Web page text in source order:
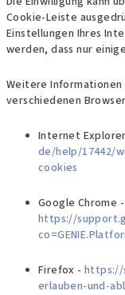
Cookie-Leiste
Einstellungen Ihres
werden, dass nur
Weitere Informationen
verschiedenen
Internet
de/help/17442/
cookies
Google Chrome -
https://
Firefox -https://
erlauben-und-